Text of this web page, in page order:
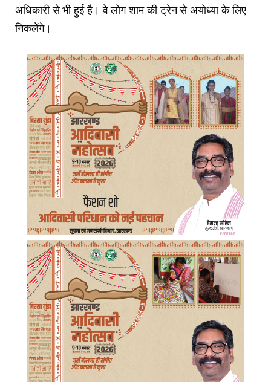
अधिकारी से भी हुई है। वे लोग शाम की ट्रेन से अयोध्या के लिए
निकलेंगे।